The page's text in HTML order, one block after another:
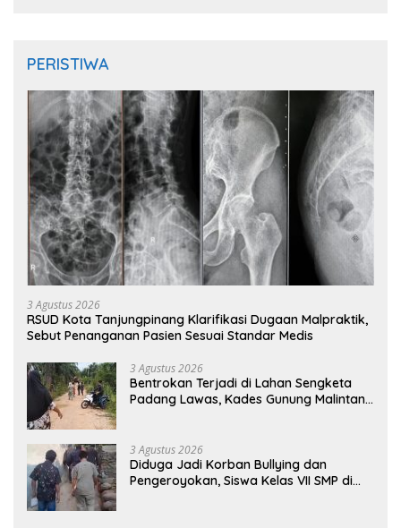
PERISTIWA
3 Agustus 2026
RSUD Kota Tanjungpinang Klarifikasi Dugaan Malpraktik,
Sebut Penanganan Pasien Sesuai Standar Medis
3 Agustus 2026
Bentrokan Terjadi di Lahan Sengketa
Padang Lawas, Kades Gunung Malintang
3 Agustus 2026
Diduga Jadi Korban Bullying dan
Pengeroyokan, Siswa Kelas VII SMP di